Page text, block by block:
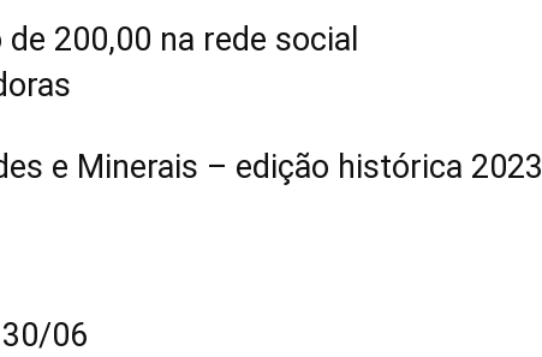
200,00 na rede social
e Minerais – edição histórica 2023
06